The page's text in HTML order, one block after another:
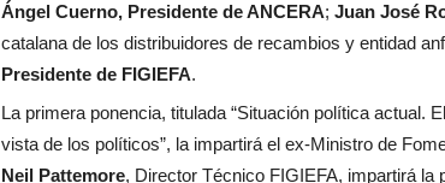
Ángel Cuerno, Presidente de ANCERA; Juan José
catalana de los distribuidores de recambios y entidad
Presidente de FIGIEFA.
La primera ponencia, titulada “Situación política actual.
vista de los políticos”, la impartirá el ex-Ministro de
Neil Pattemore, Director Técnico FIGIEFA, impartirá la